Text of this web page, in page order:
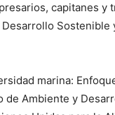
capitanes y
Sostenible
marina:
de Ambiente y